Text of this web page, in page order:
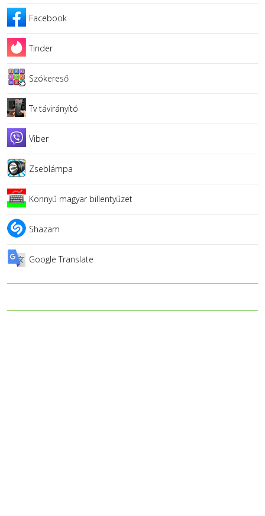
Facebook
Tinder
Szókereső
Tv távirányító
Viber
Zseblámpa
Könnyű magyar billentyűzet
Shazam
Google Translate